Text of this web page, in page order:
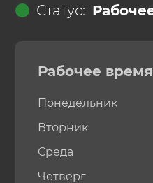
Статус:
Рабочее время
Понедельник
Вторник
Среда
Четверг